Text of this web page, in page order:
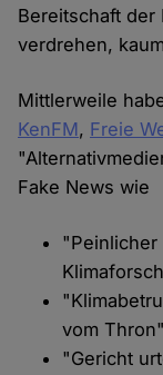
Bereitschaft der
verdrehen,
Mittlerweile
KenFM, Freie
Fake News wie
"Peinlicher
vom Thron"
"Gericht